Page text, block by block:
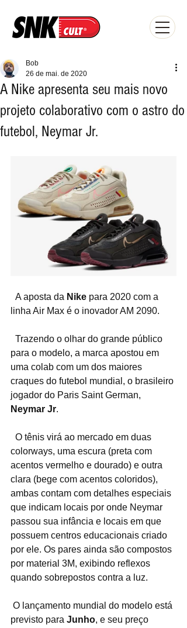
A Nike apresenta seu mais novo
projeto colaborativo com o astro do
futebol, Neymar Jr.
Bob
26 de mai. de 2020
  A aposta da
Nike para 2020 com a
linha Air Max é o inovador AM 2090.
para o modelo, a marca apostou em
uma colab com um dos maiores
craques do futebol mundial, o brasileiro
jogador do Paris Saint German,
Neymar Jr.
colorways, uma escura (preta com
acentos vermelho e dourado) e outra
clara (bege com acentos coloridos),
ambas contam com detalhes especiais
que indicam locais por onde Neymar
passou sua infância e locais em que
possuem centros educacionais criado
por ele. Os pares ainda são compostos
por material 3M, exibindo reflexos
quando sobrepostos contra a luz.
previsto para Junho, e seu preço